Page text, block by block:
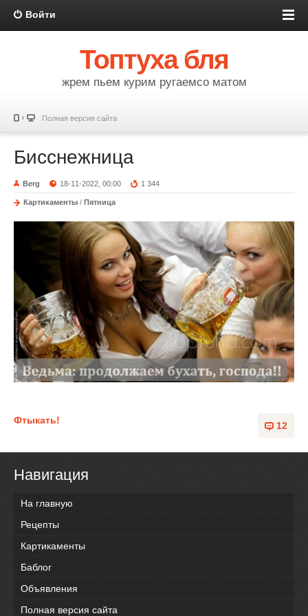
Войти
Топтуха бля
жрем пьем курим ругаемсо матом
Полная версия сайта
Бисснежница
Berg 18-11-2022, 00:00 1 344
Картикаменты / Пятница
12
Фтыкать!
Навигация
На главную
Рецепты
Картикаменты
Баблог
Объявления
Полная версия сайта